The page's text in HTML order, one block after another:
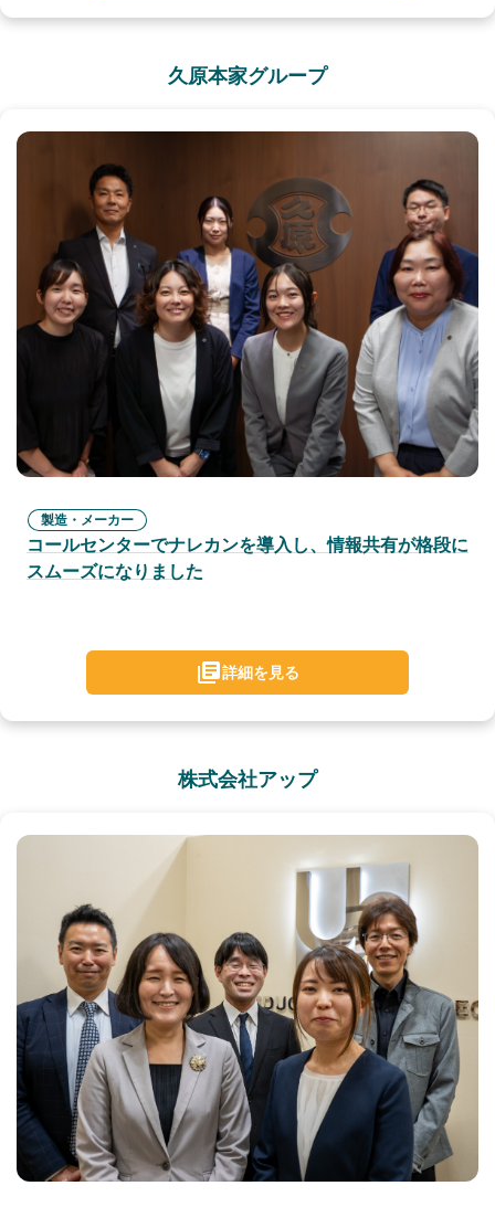
久原本家グループ
製造・メーカー
コールセンターでナレカンを導入し、情報共有が格段に
スムーズになりました
詳細を見る
株式会社アップ